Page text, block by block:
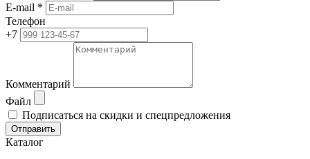
E-mail *
Телефон
+7
Комментарий
Файл
Подписаться на скидки и спецпредложения
Отправить
Каталог